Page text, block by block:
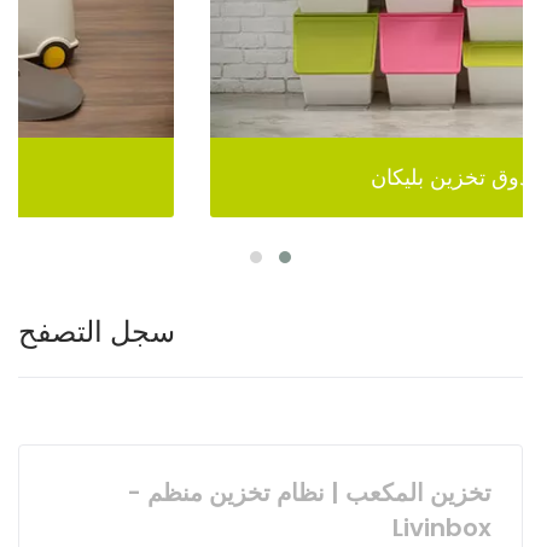
سجل التصفح
تخزين المكعب | نظام تخزين منظم -
Livinbox